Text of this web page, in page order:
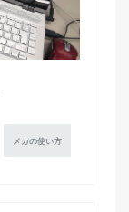
メカの使い方